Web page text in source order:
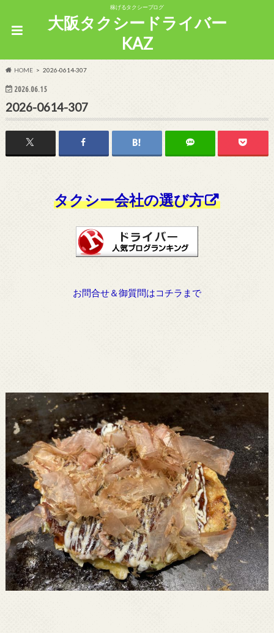
稼げるタクシーブログ
大阪タクシードライバー
KAZ
HOME 2026-0614-307
2026.06.15
2026-0614-307
タクシー会社の選び方
お問合せ＆御質問はコチラまで